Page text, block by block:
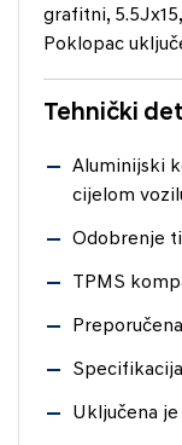
grafitni,
Poklopac
Tehnički
Aluminijski
cijelom
Odobrenje
TPMS
Uključena